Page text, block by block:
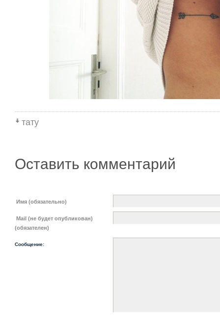
тату
Оставить комментарий
Имя (обязательно)
Mail (не будет опубликован)
(обязателен)
Сообщение: